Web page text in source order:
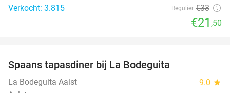
Verkocht: 3.815
Regulier €33
€21 ,50
Spaans tapasdiner bij La Bodeguita
La Bodeguita Aalst 9.0 star